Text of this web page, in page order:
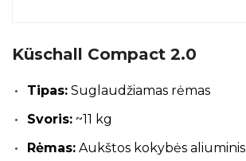
Küschall Compact 2.0
Tipas: Suglaudžiamas rėmas
Svoris: ~11 kg
Rėmas: Aukštos kokybės aliuminis